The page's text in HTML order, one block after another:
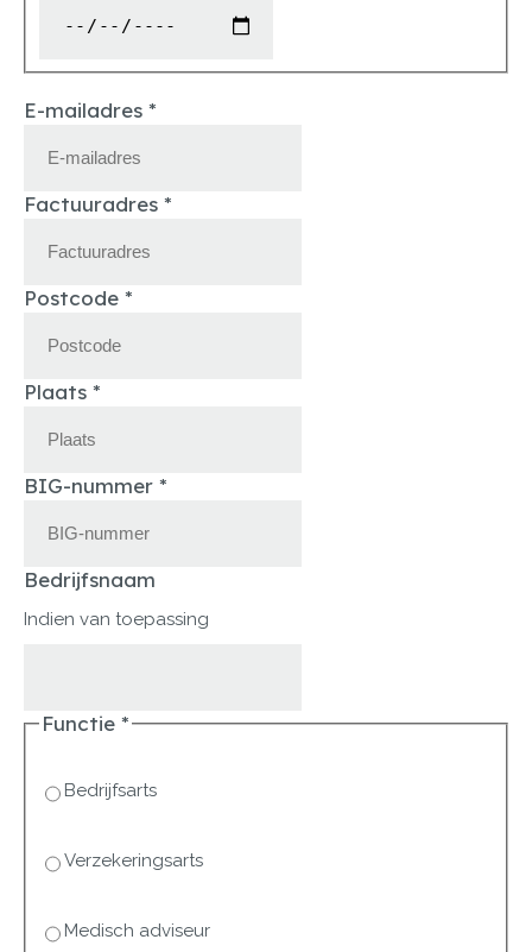
E-mailadres *
Factuuradres *
Postcode *
Plaats *
BIG-nummer *
Bedrijfsnaam
Indien van toepassing
Functie*
Bedrijfsarts
Verzekeringsarts
Medisch adviseur